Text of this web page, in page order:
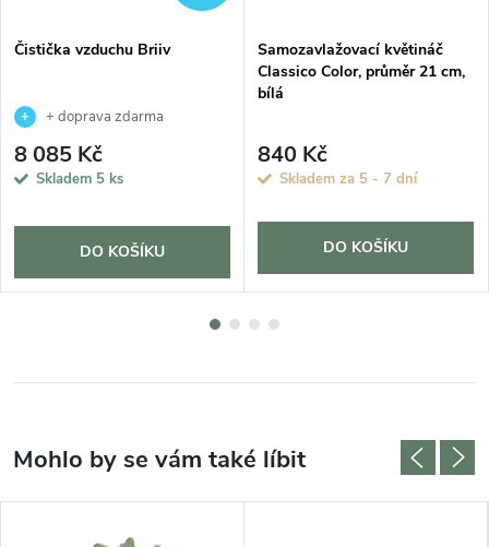
Čistička vzduchu Briiv
+ doprava zdarma
8 085 Kč
Skladem 5 ks
DO KOŠÍKU
Samozavlažovací květináč
Classico Color, průměr 21 cm,
bílá
840 Kč
Skladem za 5 - 7 dní
DO KOŠÍKU